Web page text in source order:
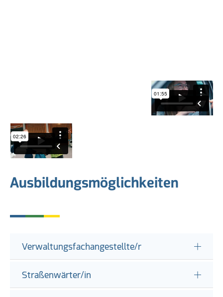
Ausbildungsmöglichkeiten
Verwaltungsfachangestellte/r
Straßenwärter/in